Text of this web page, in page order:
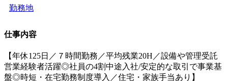
勤務地
仕事内容
【年休125日／７時間勤務／平均残業20H／設備や管理受託
営業経験者活躍◎社員の4割中途入社/安定的な取引で事業基
盤◎時短・在宅勤務制度導入／住宅・家族手当あり】